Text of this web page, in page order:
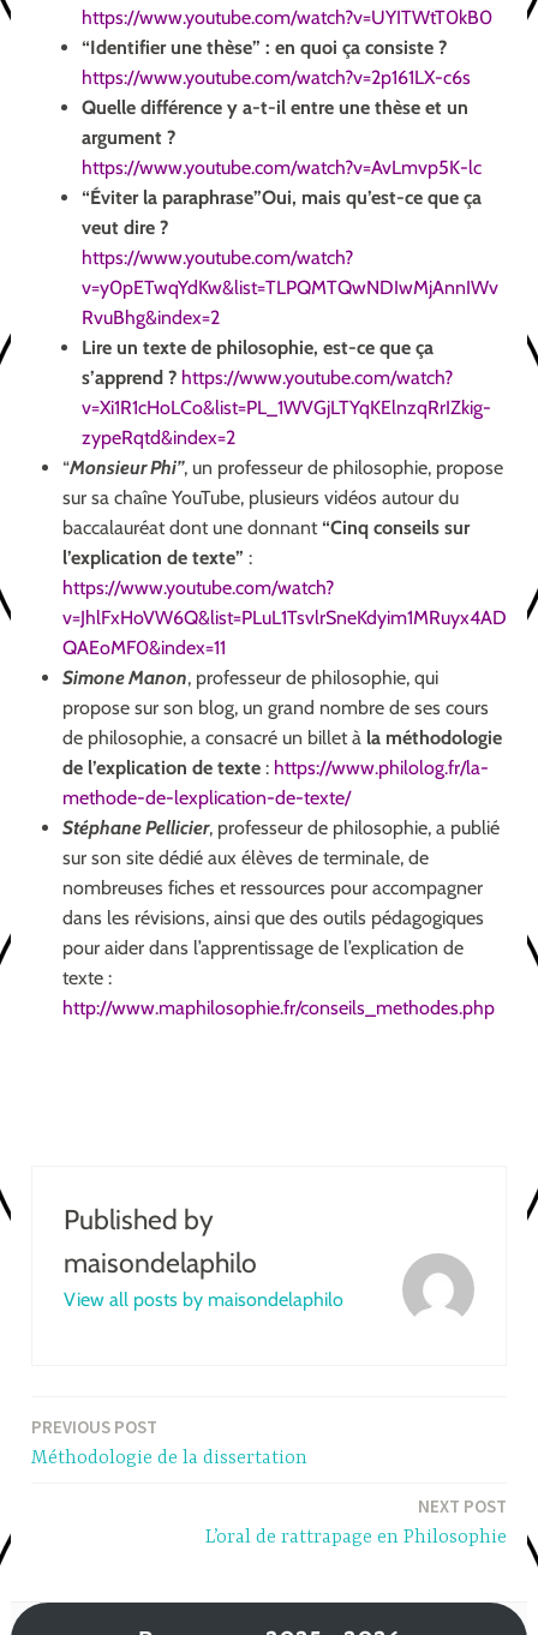
https://www.youtube.com/watch?v=UYITWtT0kB0
“Identifier une thèse” : en quoi ça consiste ?
https://www.youtube.com/watch?v=2p161LX-c6s
Quelle différence y a-t-il entre une thèse et un
argument ?
https://www.youtube.com/watch?v=AvLmvp5K-lc
“Éviter la paraphrase”Oui, mais qu’est-ce que ça
veut dire ?
https://www.youtube.com/watch?
v=y0pETwqYdKw&list=TLPQMTQwNDIwMjAnnIWv
RvuBhg&index=2
Lire un texte de philosophie, est-ce que ça
s’apprend ? https://www.youtube.com/watch?
v=Xi1R1cHoLCo&list=PL_1WVGjLTYqKElnzqRrIZkig-
zypeRqtd&index=2
“Monsieur Phi”, un professeur de philosophie, propose
sur sa chaîne YouTube, plusieurs vidéos autour du
baccalauréat dont une donnant“Cinq conseils sur
l’explication de texte” :
https://www.youtube.com/watch?
v=JhlFxHoVW6Q&list=PLuL1TsvlrSneKdyim1MRuyx4AD
QAEoMF0&index=11
Simone Manon, professeur de philosophie, qui
propose sur son blog, un grand nombre de ses cours
de philosophie, a consacré un billet à la méthodologie
de l’explication de texte : https://www.philolog.fr/la-
methode-de-lexplication-de-texte/
Stéphane Pellicier, professeur de philosophie, a publié
sur son site dédié aux élèves de terminale, de
nombreuses fiches etressources pour accompagner
dans les révisions, ainsi que des outils pédagogiques
pour aider dans l’apprentissage de l’explication de
texte :
http://www.maphilosophie.fr/conseils_methodes.php
Published by
maisondelaphilo
View all posts by maisondelaphilo
Post
navigation
PREVIOUS POST
Méthodologie de la dissertation
NEXT POST
L’oral de rattrapage en Philosophie